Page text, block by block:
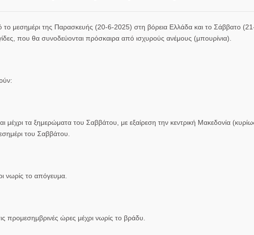
μεσημέρι της Παρασκευής (20-6-2025) στη βόρεια Ελλάδα και το Σάββατο
που θα συνοδεύονται πρόσκαιρα από ισχυρούς ανέμους (μπουρίνια).
τα ξημερώματα του Σαββάτου, με εξαίρεση την κεντρική Μακεδονία
του Σαββάτου.
νωρίς το απόγευμα.
προμεσημβρινές ώρες μέχρι νωρίς το βράδυ.